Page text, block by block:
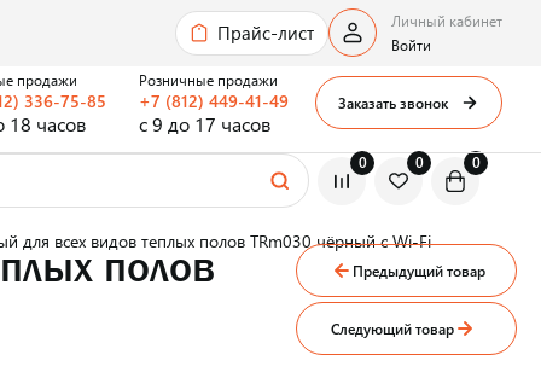
Прайс-лист
0 0 0
продажи
336-75-85
18 часов
Розничные продажи
+7 (812) 449-41-49
с 9 до 17 часов
Заказать звонок
Личный кабинет
Войти
для всех видов теплых полов TRm030 чёрный с Wi-Fi
полов
Предыдущий товар
Следующий товар